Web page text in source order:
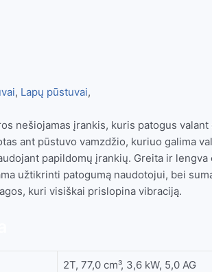
, Lapų pūstuvai,
nešiojamas įrankis, kuris patogus
ant pūstuvo vamzdžio, kuriuo galima
papildomų įrankių. Greita ir
užtikrinti patogumą naudotojui, bei
kuri visiškai prislopina vibraciją.
2T, 77,0 cm³, 3,6 kW, 5,0 AG